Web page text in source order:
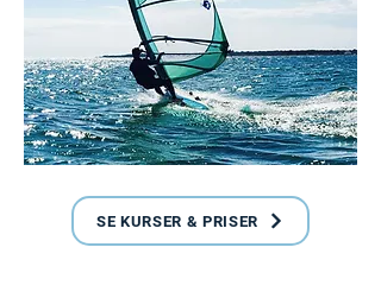
SE KURSER & PRISER